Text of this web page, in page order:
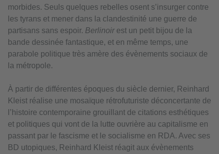
morbides. Seuls quelques rebelles osent s’insurger contre
les tyrans et mener dans la clandestinité une guerre de
partisans sans espoir. Berlinoirest un petit bijou de la
bande dessinée fantastique, et en même temps, une
parabole politique très amère des évènements sociaux de
la métropole.
À partir de différentes époques du siècle dernier, Reinhard
Kleist réalise une mosaïque rétrofuturiste déconcertante de
l’histoire contemporaine grouillant de citations esthétiques
et politiques qui vont de la lutte ouvrière au capitalisme en
passant par le fascisme et le socialisme en RDA. Avec ses
BD utopiques, Reinhard Kleist réagit aux évènements